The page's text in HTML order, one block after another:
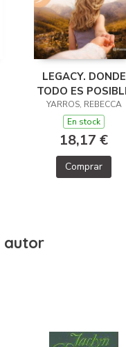
LEGACY. DONDE
TODO ES
YARROS, REBECCA
En stock
18,17 €
Comprar
autor